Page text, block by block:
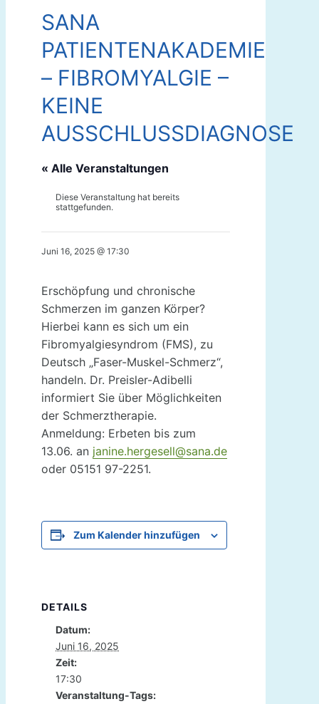
SANA
PATIENTENAKADEMIE
– FIBROMYALGIE –
KEINE
AUSSCHLUSSDIAGNOSE
« Alle Veranstaltungen
Diese Veranstaltung hat bereits
stattgefunden.
Juni 16, 2025 @ 17:30
Erschöpfung und chronische
Schmerzen im ganzen Körper?
Hierbei kann es sich um ein
Fibromyalgiesyndrom (FMS), zu
Deutsch „Faser-Muskel-Schmerz“,
handeln. Dr. Preisler-Adibelli
informiert Sie über Möglichkeiten
der Schmerztherapie.
Anmeldung: Erbeten bis zum
13.06. an janine.hergesell@sana.de
oder 05151 97-2251.
Zum Kalender hinzufügen
DETAILS
Datum:
Juni 16, 2025
Zeit:
17:30
Veranstaltung-Tags: